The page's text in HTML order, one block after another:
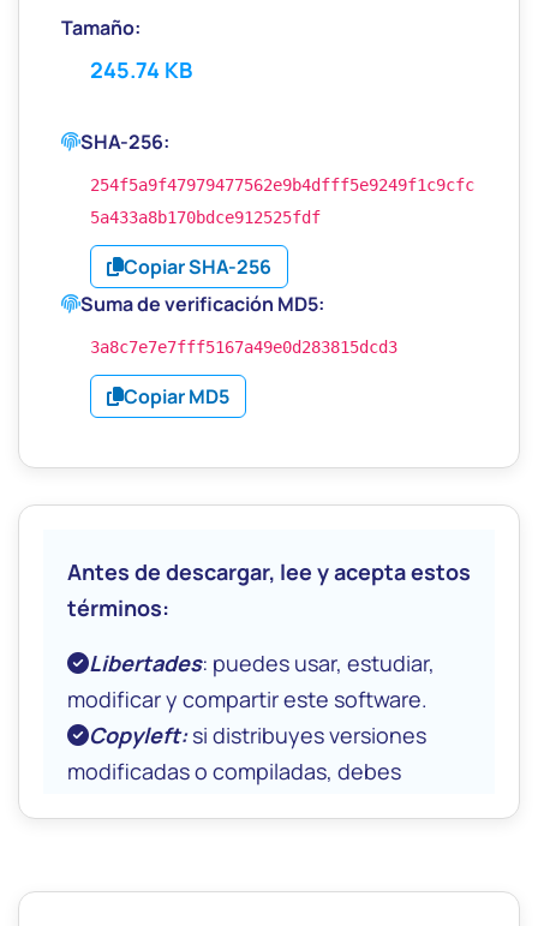
245.74 KB
SHA-256:
254f5a9f47979477562e9b4dfff5e9249f1c9cfc
5a433a8b170bdce912525fdf
Copiar SHA-256
Suma de verificación MD5:
3a8c7e7e7fff5167a49e0d283815dcd3
Copiar MD5
Antes de descargar, lee y acepta estos
términos:
Libertades: puedes usar, estudiar,
modificar y compartir este software.
Copyleft:si distribuyes versiones
modificadas o compiladas, debes